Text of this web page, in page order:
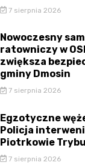
7 sierpnia 2026
Nowoczesny
ratowniczy w
zwiększa
gminy Dmosin
7 sierpnia 2026
Egzotyczne
Policja
Piotrkowie
7 sierpnia 2026